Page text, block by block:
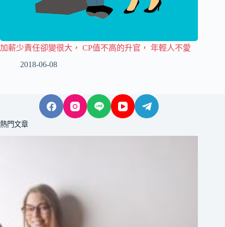
加薪少責任卻變很大， CP值不高的升官， 年輕人不愛
2018-06-08
熱門文章